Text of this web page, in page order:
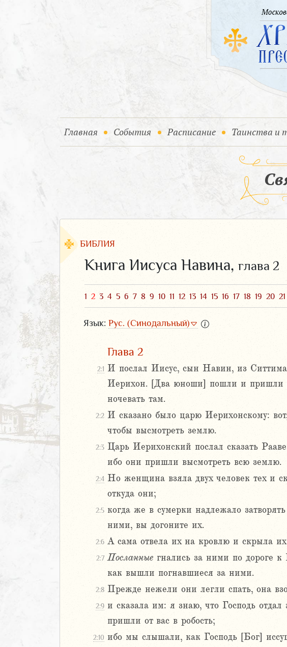
Главная (current)
События (current)
Расписание Таинства и
БИБЛИЯ
Книга Иисуса Навина, глава 2
1 2 3 4 5 6 7 8 9 10 11 12 13 14 15 16 17 18 19 20 21
Язык: Рус. (Синодальный)
Глава 2
2:1 И послал Иисус, сын Навин, из Ситтима
Иерихон. [Два юноши] пошли и пришли
ночевать там.
2:2 И сказано было царю Иерихонскому:
чтобы высмотреть землю.
2:3 Царь Иерихонский послал сказать
ибо они пришли высмотреть всю землю.
2:4 Но женщина взяла двух человек тех и
откуда они;
2:5 когда же в сумерки надлежало
ними, вы догоните их.
2:6 А сама отвела их на кровлю и скрыла
2:7 Посланные гнались за ними по дороге
как вышли погнавшиеся за ними.
2:8 Прежде нежели они легли спать, она
2:9 и сказала им: я знаю, что Господь
пришли от вас в робость;
2:10 ибо мы слышали, как Господь [Бог]